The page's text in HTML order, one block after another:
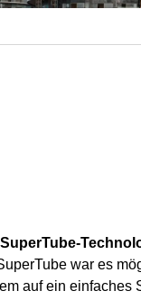
war es
auf ein einfaches